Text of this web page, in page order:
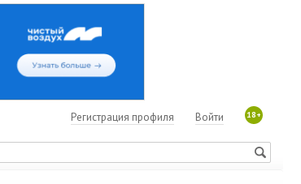
18+
Войти
Регистрация профиля